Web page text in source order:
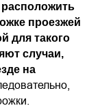
проезжей
для такого
случаи,
на